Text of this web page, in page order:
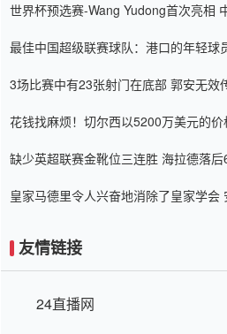
世界杯预选赛-Wang Yudong首次亮相
最佳中国超级联赛球队：港口的年轻球
3场比赛中有23张射门在底部 郭安无效
花钱找麻烦！切尔西以5200万美元的
缺少英超联赛金靴位三连胜 海拉德落后
皇家马德里令人兴奋地消除了皇家学会
友情链接
24直播网